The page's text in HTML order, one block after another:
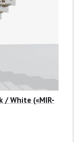
/ White («MIR-